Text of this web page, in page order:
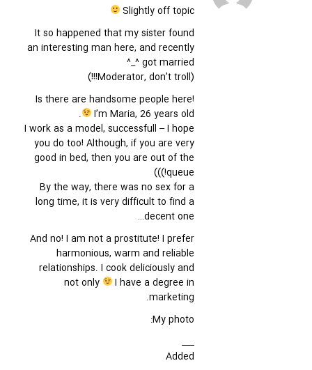
Slightly off topic
It so happened that my sister found
an interesting man here, and recently
got married ^_^
(Moderator, don’t troll!!!)
Is there are handsome people here!
I’m Maria, 26 years old.
I work as a model, successfull – I hope
you do too! Although, if you are very
good in bed, then you are out of the
queue!)))
By the way, there was no sex for a
long time, it is very difficult to find a
decent one…
And no! I am not a prostitute! I prefer
harmonious, warm and reliable
relationships. I cook deliciously and
not only
I have a degree in
marketing.
My photo:
___
Added